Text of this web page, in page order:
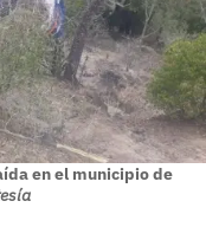
en el municipio de